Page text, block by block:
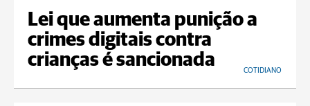
Lei que aumenta punição a
crimes digitais contra
crianças é sancionada
COTIDIANO